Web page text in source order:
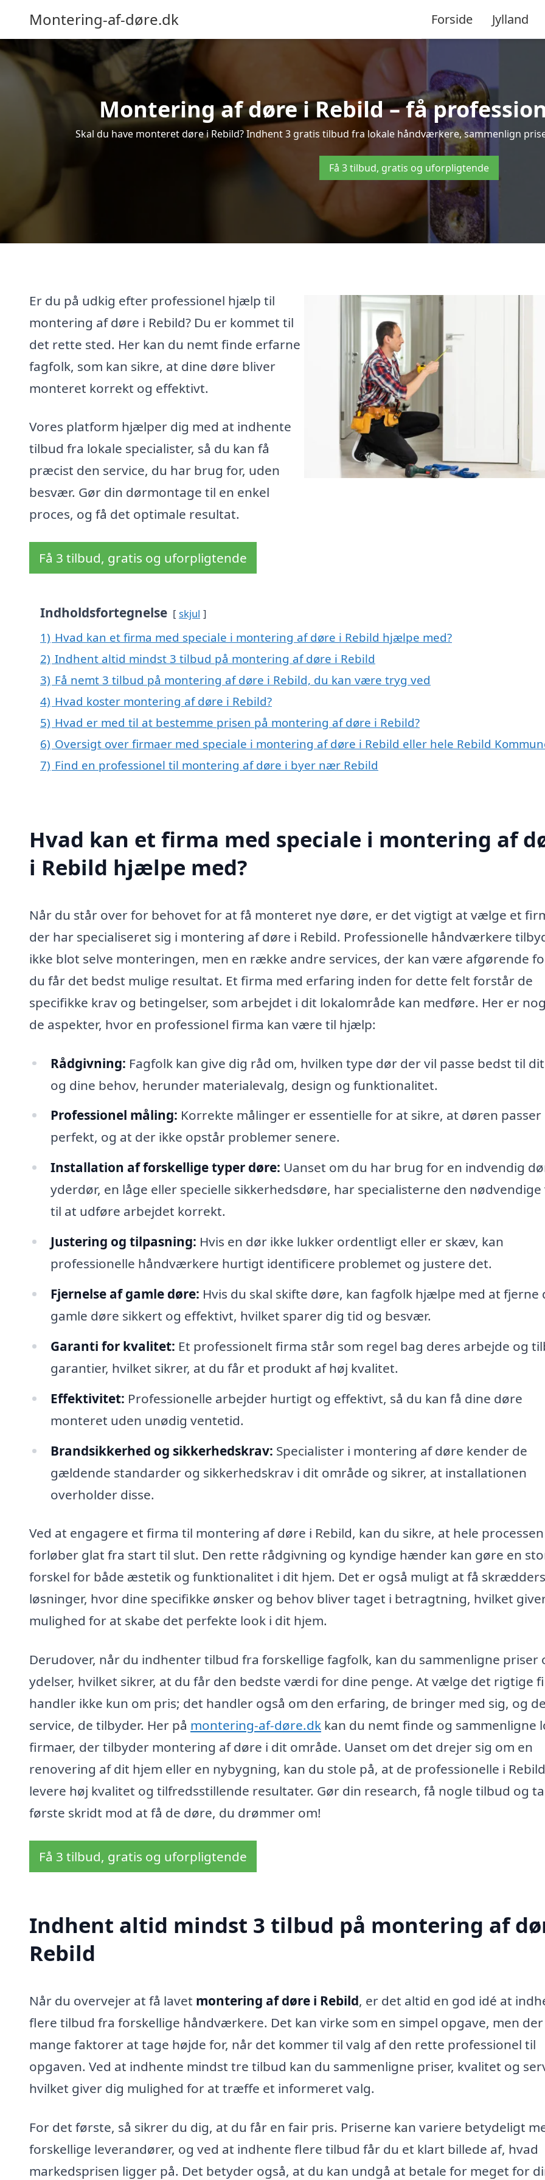
Montering-af-døre.dk Forside Jylland
Montering af døre i Rebild – få
Skal du have monteret døre i Rebild? Indhent 3 gratis tilbud fra lokale håndværkere, sammenlign
Få 3 tilbud, gratis og uforpligtende
Er du på udkig efter professionel hjælp til
montering af døre i Rebild? Du er kommet til
det rette sted. Her kan du nemt finde erfarne
fagfolk, som kan sikre, at dine døre bliver
monteret korrekt og effektivt.
Vores platform hjælper dig med at indhente
tilbud fra lokale specialister, så du kan få
præcist den service, du har brug for, uden
besvær. Gør din dørmontage til en enkel
proces, og få det optimale resultat.
Få 3 tilbud, gratis og uforpligtende
Indholdsfortegnelse skjul
1) Hvad kan et firma med speciale i montering af døre i Rebild hjælpe med?
2) Indhent altid mindst 3 tilbud på montering af døre i Rebild
3) Få nemt 3 tilbud på montering af døre i Rebild, du kan være tryg ved
4) Hvad koster montering af døre i Rebild?
5) Hvad er med til at bestemme prisen på montering af døre i Rebild?
6) Oversigt over firmaer med speciale i montering af døre i Rebild eller hele Rebild
7) Find en professionel til montering af døre i byer nær Rebild
Hvad kan et firma med speciale i montering af
i Rebild hjælpe med?
Når du står over for behovet for at få monteret nye døre, er det vigtigt at vælge et
der har specialiseret sig i montering af døre i Rebild. Professionelle håndværkere
ikke blot selve monteringen, men en række andre services, der kan være afgørende
du får det bedst mulige resultat. Et firma med erfaring inden for dette felt forstår de
specifikke krav og betingelser, som arbejdet i dit lokalområde kan medføre. Her er
de aspekter, hvor en professionel firma kan være til hjælp:
Rådgivning: Fagfolk kan give dig råd om, hvilken type dør der vil passe bedst til
og dine behov, herunder materialevalg, design og funktionalitet.
Professionel måling: Korrekte målinger er essentielle for at sikre, at døren passer
perfekt, og at der ikke opstår problemer senere.
Installation af forskellige typer døre: Uanset om du har brug for en indvendig
yderdør, en låge eller specielle sikkerhedsdøre, har specialisterne den nødvendige
til at udføre arbejdet korrekt.
Justering og tilpasning: Hvis en dør ikke lukker ordentligt eller er skæv, kan
professionelle håndværkere hurtigt identificere problemet og justere det.
Fjernelse af gamle døre: Hvis du skal skifte døre, kan fagfolk hjælpe med at fjerne
gamle døre sikkert og effektivt, hvilket sparer dig tid og besvær.
Garanti for kvalitet: Et professionelt firma står som regel bag deres arbejde og
garantier, hvilket sikrer, at du får et produkt af høj kvalitet.
Effektivitet: Professionelle arbejder hurtigt og effektivt, så du kan få dine døre
monteret uden unødig ventetid.
Brandsikkerhed og sikkerhedskrav: Specialister i montering af døre kender de
gældende standarder og sikkerhedskrav i dit område og sikrer, at installationen
overholder disse.
Ved at engagere et firma til montering af døre i Rebild, kan du sikre, at hele processen
forløber glat fra start til slut. Den rette rådgivning og kyndige hænder kan gøre en
forskel for både æstetik og funktionalitet i dit hjem. Det er også muligt at få
løsninger, hvor dine specifikke ønsker og behov bliver taget i betragtning, hvilket
mulighed for at skabe det perfekte look i dit hjem.
Derudover, når du indhenter tilbud fra forskellige fagfolk, kan du sammenligne priser
ydelser, hvilket sikrer, at du får den bedste værdi for dine penge. At vælge det rigtige
handler ikke kun om pris; det handler også om den erfaring, de bringer med sig, og
service, de tilbyder. Her på montering-af-døre.dk kan du nemt finde og sammenligne
firmaer, der tilbyder montering af døre i dit område. Uanset om det drejer sig om en
renovering af dit hjem eller en nybygning, kan du stole på, at de professionelle i
levere høj kvalitet og tilfredsstillende resultater. Gør din research, få nogle tilbud og
første skridt mod at få de døre, du drømmer om!
Få 3 tilbud, gratis og uforpligtende
Indhent altid mindst 3 tilbud på montering af
Rebild
Når du overvejer at få lavet montering af døre i Rebild, er det altid en god idé at
flere tilbud fra forskellige håndværkere. Det kan virke som en simpel opgave, men
mange faktorer at tage højde for, når det kommer til valg af den rette professionel til
opgaven. Ved at indhente mindst tre tilbud kan du sammenligne priser, kvalitet og
hvilket giver dig mulighed for at træffe et informeret valg.
For det første, så sikrer du dig, at du får en fair pris. Priserne kan variere betydeligt
forskellige leverandører, og ved at indhente flere tilbud får du et klart billede af, hvad
markedsprisen ligger på. Det betyder også, at du kan undgå at betale for meget for